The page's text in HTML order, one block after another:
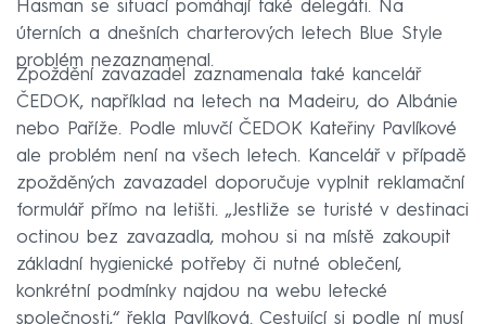
Hasman se situací pomáhají také delegáti. Na
úterních a dnešních charterových letech Blue Style
problém nezaznamenal.
Zpoždění zavazadel zaznamenala také kancelář
ČEDOK, například na letech na Madeiru, do Albánie
nebo Paříže. Podle mluvčí ČEDOK Kateřiny Pavlíkové
ale problém není na všech letech. Kancelář v případě
zpožděných zavazadel doporučuje vyplnit reklamační
formulář přímo na letišti. „Jestliže se turisté v destinaci
octinou bez zavazadla, mohou si na místě zakoupit
základní hygienické potřeby či nutné oblečení,
konkrétní podmínky najdou na webu letecké
společnosti,“ řekla Pavlíková. Cestující si podle ní musí